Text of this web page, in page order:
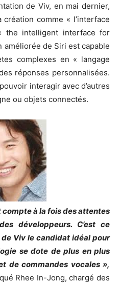
de Viv, en mai dernier,
comme « l’interface
the intelligent interface for
de Siri est capable
complexes en « langage
réponses personnalisées.
interagir avec d’autres
ou objets connectés.
compte à la fois des attentes
développeurs. C’est ce
Viv le candidat idéal pour
se dote de plus en plus
de commandes vocales »,
Rhee In-Jong, chargé des